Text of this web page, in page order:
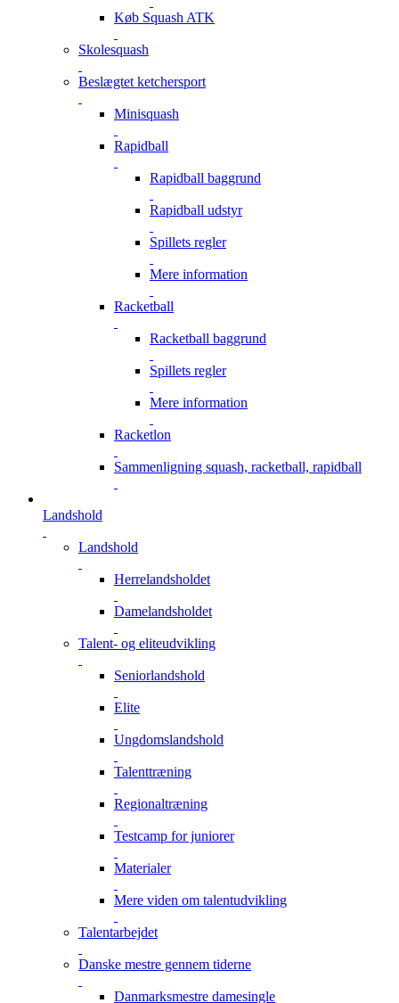
Køb Squash ATK
Skolesquash
Beslægtet ketchersport
Minisquash
Rapidball
Rapidball baggrund
Rapidball udstyr
Spillets regler
Mere information
Racketball
Racketball baggrund
Spillets regler
Mere information
Racketlon
Sammenligning squash, racketball, rapidball
Landshold
Landshold
Herrelandsholdet
Damelandsholdet
Talent- og eliteudvikling
Seniorlandshold
Elite
Ungdomslandshold
Talenttræning
Regionaltræning
Testcamp for juniorer
Materialer
Mere viden om talentudvikling
Talentarbejdet
Danske mestre gennem tiderne
Danmarksmestre damesingle